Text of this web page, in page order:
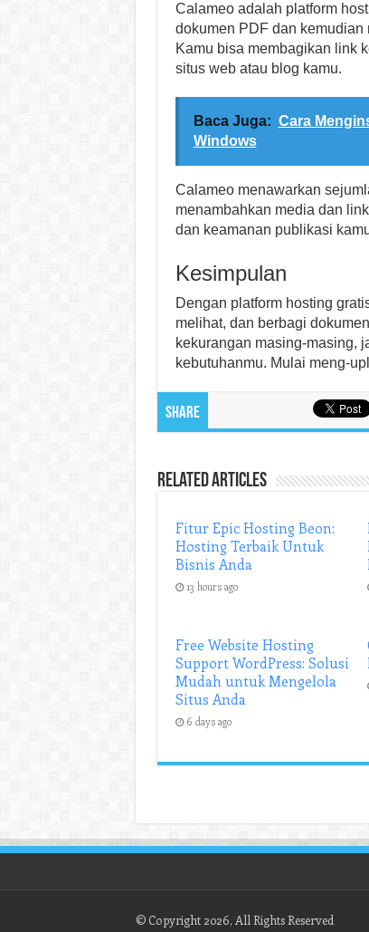
Calameo adalah platform
dokumen PDF dan
Kamu bisa membagikan link
situs web atau blog kamu.
Baca Juga: Cara
Windows
Calameo menawarkan
menambahkan media dan
dan keamanan publikasi
Kesimpulan
Dengan platform hosting
melihat, dan berbagi
kekurangan masing-masing,
kebutuhanmu. Mulai meng-
Share
Related Articles
Fitur Epic Hosting Beon:
Hosting Terbaik Untuk
Bisnis Anda
13 hours ago
Free Website Hosting
Support WordPress: Solusi
Mudah untuk Mengelola
Situs Anda
6 days ago
© Copyright 2026, All Rights Reserved